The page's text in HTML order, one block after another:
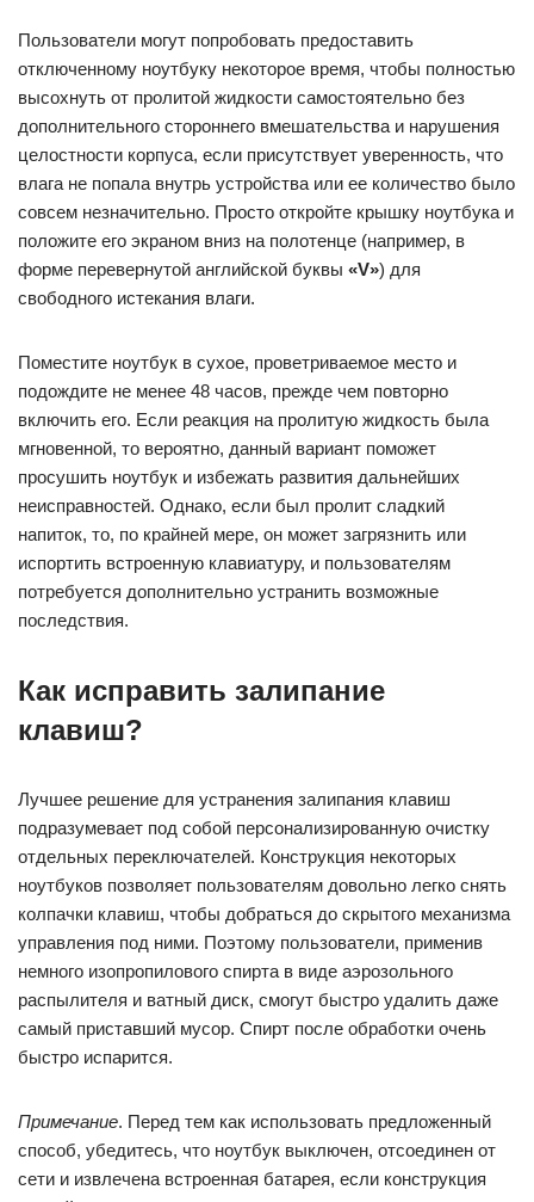
Пользователи могут попробовать предоставить
отключенному ноутбуку некоторое время, чтобы полностью
высохнуть от пролитой жидкости самостоятельно без
дополнительного стороннего вмешательства и нарушения
целостности корпуса, если присутствует уверенность, что
влага не попала внутрь устройства или ее количество было
совсем незначительно. Просто откройте крышку ноутбука и
положите его экраном вниз на полотенце (например, в
форме перевернутой английской буквы «V») для
свободного истекания влаги.
Поместите ноутбук в сухое, проветриваемое место и
подождите не менее 48 часов, прежде чем повторно
включить его. Если реакция на пролитую жидкость была
мгновенной, то вероятно, данный вариант поможет
просушить ноутбук и избежать развития дальнейших
неисправностей. Однако, если был пролит сладкий
напиток, то, по крайней мере, он может загрязнить или
испортить встроенную клавиатуру, и пользователям
потребуется дополнительно устранить возможные
последствия.
Как исправить залипание
клавиш?
Лучшее решение для устранения залипания клавиш
подразумевает под собой персонализированную очистку
отдельных переключателей. Конструкция некоторых
ноутбуков позволяет пользователям довольно легко снять
колпачки клавиш, чтобы добраться до скрытого механизма
управления под ними. Поэтому пользователи, применив
немного изопропилового спирта в виде аэрозольного
распылителя и ватный диск, смогут быстро удалить даже
самый приставший мусор. Спирт после обработки очень
быстро испарится.
Примечание. Перед тем как использовать предложенный
способ, убедитесь, что ноутбук выключен, отсоединен от
сети и извлечена встроенная батарея, если конструкция